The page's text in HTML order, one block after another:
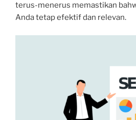
terus-menerus memastikan
Anda tetap efektif dan relevan.